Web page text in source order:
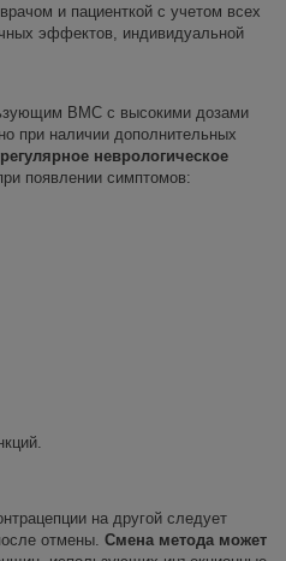
и пациенткой с учетом всех
эффектов, индивидуальной
ВМС с высокими дозами
при наличии дополнительных
регулярное неврологическое
появлении симптомов:
на другой следует
отмены. Смена метода может